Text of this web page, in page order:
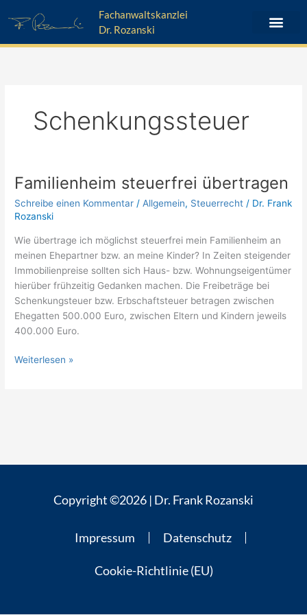
Inhalt
Fachanwaltskanzlei
Dr. Rozanski
Schenkungssteuer
Familienheim steuerfrei übertragen
Schreibe einen Kommentar /Allgemein, Steuerrecht / Dr. Frank
Rozanski
Wie übertrage ich möglichst steuerfrei mein Familienheim an
meinen Ehepartner bzw. an meine Kinder? In Zeiten steigender
Immobilienpreise sollten sich Haus- bzw. Wohnungseigentümer
hierüber frühzeitig Gedanken machen. Die Freibeträge bei
Schenkungsteuer bzw. Erbschaftsteuer betragen zwischen
Ehegatten 500.000 Euro, zwischen Eltern und Kindern jeweils
400.000 Euro.
Familienheim
übertragen
Weiterlesen »
Copyright ©2026 | Dr. Frank Rozanski
Impressum Datenschutz
Cookie-Richtlinie (EU)